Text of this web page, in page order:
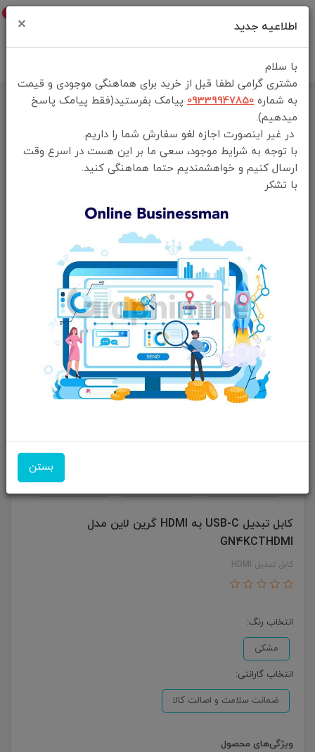
خانه
فهرست محصولات
کابل تبدیل USB-C به HDMI گرین لاین مدل GN4KCTHDMI
کابل تبدیل USB-C به HDMI گرین لاین مدل
GN4KCTHDMI
کابل تبدیل HDMI
انتخاب رنگ:
مشکی
انتخاب گارانتی:
ضمانت سلامت و اصالت کالا
ویژگی‌های محصول
اطلاعیه جدید ×
با سلام
مشتری گرامی لطفا قبل از خرید برای هماهنگی موجودی و قیمت
به شماره 09339947850 پیامک بفرستید(فقط پیامک پاسخ
میدهیم).
در غیر اینصورت اجازه لغو سفارش شما را داریم.
با توجه به شرایط موجود، سعی ما بر این هست در اسرع وقت
ارسال کنیم و خواهشمندیم حتما هماهنگی کنید.
با تشکر
بستن